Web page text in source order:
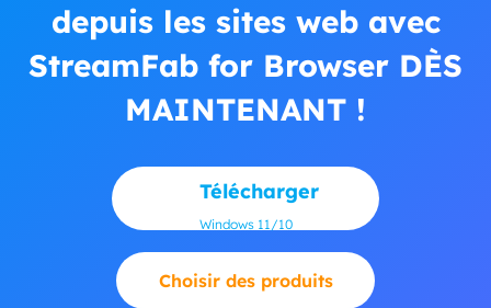
depuis les sites web avec
StreamFab for Browser DÈS
MAINTENANT !
Télécharger
Windows 11/10
Choisir des produits